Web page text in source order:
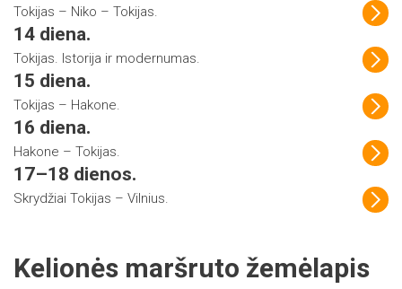
Tokijas – Niko – Tokijas.
14 diena.
Tokijas. Istorija ir modernumas.
15 diena.
Tokijas – Hakone.
16 diena.
Hakone – Tokijas.
17–18 dienos.
Skrydžiai Tokijas – Vilnius.
Kelionės maršruto žemėlapis